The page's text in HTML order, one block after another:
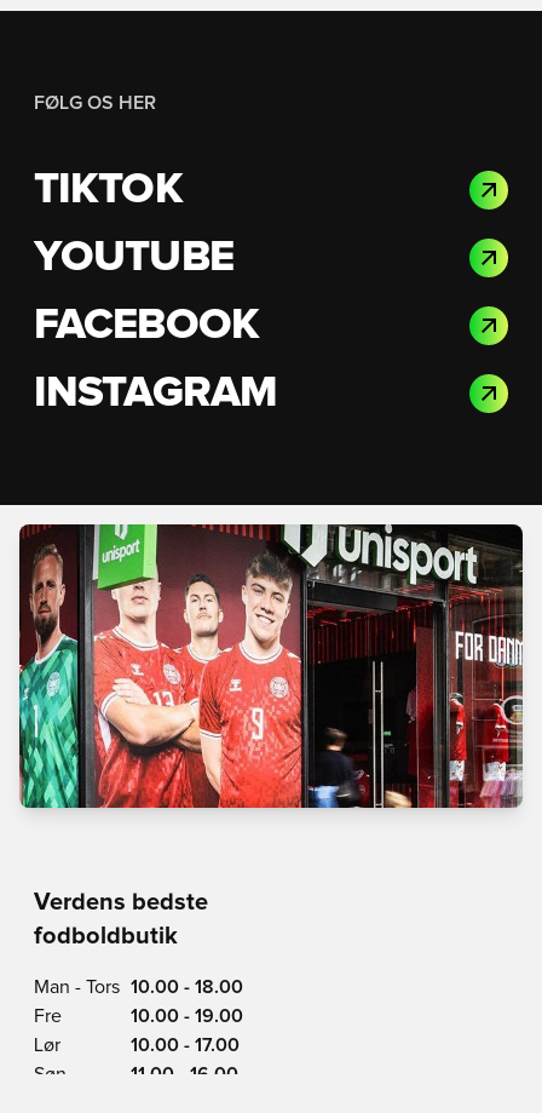
FØLG OS HER
TIKTOK
YOUTUBE
FACEBOOK
INSTAGRAM
Verdens bedste
fodboldbutik
Man - Tors 10.00 - 18.00
Fre
10.00 - 19.00
Lør
10.00 - 17.00
Søn
11.00 - 16.00